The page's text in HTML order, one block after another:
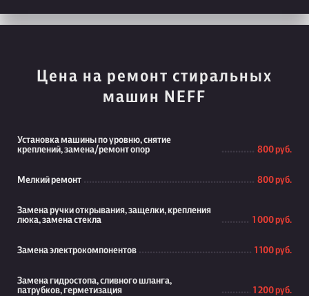
Цена на ремонт стиральных
машин NEFF
Установка машины по уровню, снятие
креплений, замена/ремонт опор
800 руб.
Мелкий ремонт 800 руб.
Замена ручки открывания, защелки, крепления
люка, замена стекла
1 000 руб.
Замена электрокомпонентов 1 100 руб.
Замена гидростопа, сливного шланга,
патрубков, герметизация
1 200 руб.